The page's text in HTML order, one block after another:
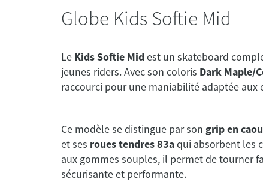
Globe Kids Softie Mid
Le Kids Softie Midest un skateboard
jeunes riders. Avec son coloris Dark Maple/
raccourci pour une maniabilité adaptée aux
Ce modèle se distingue par son grip en
et ses roues tendres 83aqui absorbent les
aux gommes souples, il permet de tourner
sécurisante et performante.